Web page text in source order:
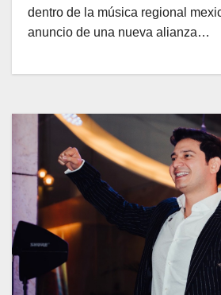
dentro de la música regional
anuncio de una nueva alianza…